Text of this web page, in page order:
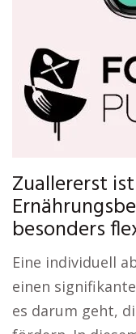
Zuallererst
besonders
Eine individuell
einen
es darum geht,